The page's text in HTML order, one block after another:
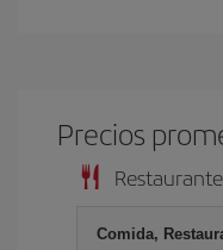
Precios
Comida,